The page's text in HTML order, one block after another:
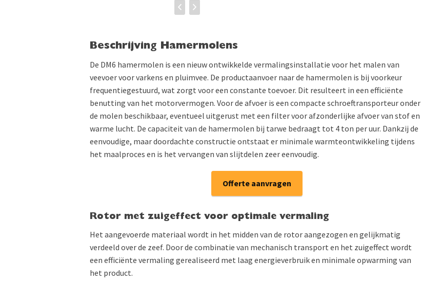
Beschrijving Hamermolens
De DM6 hamermolen is een nieuw ontwikkelde vermalingsinstallatie voor het malen van
veevoer voor varkens en pluimvee. De productaanvoer naar de hamermolen is bij voorkeur
frequentiegestuurd, wat zorgt voor een constante toevoer. Dit resulteert in een efficiënte
benutting van het motorvermogen. Voor de afvoer is een compacte schroeftransporteur onder
de molen beschikbaar, eventueel uitgerust met een filter voor afzonderlijke afvoer van stof en
warme lucht. De capaciteit van de hamermolen bij tarwe bedraagt tot 4 ton per uur. Dankzij de
eenvoudige, maar doordachte constructie ontstaat er minimale warmteontwikkeling tijdens
het maalproces en is het vervangen van slijtdelen zeer eenvoudig.
Offerte aanvragen
Rotor met zuigeffect voor optimale vermaling
Het aangevoerde materiaal wordt in het midden van de rotor aangezogen en gelijkmatig
verdeeld over de zeef. Door de combinatie van mechanisch transport en het zuigeffect wordt
een efficiënte vermaling gerealiseerd met laag energieverbruik en minimale opwarming van
het product.